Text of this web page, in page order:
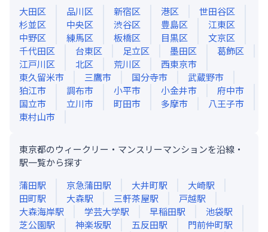
大田区
品川区 新宿区 港区
世田谷区
杉並区
中央区 渋谷区 豊島区
江東区
中野区
練馬区 板橋区 目黒区
文京区
千代田区
台東区 足立区 墨田区
葛飾区
江戸川区
北区 荒川区
西東京市
東久留米市
三鷹市 国分寺市
武蔵野市
狛江市
調布市 小平市 小金井市
府中市
国立市
立川市 町田市 多摩市
八王子市
東村山市
東京都のウィークリー・マンスリーマンションを沿線・
駅一覧から探す
蒲田駅 京急蒲田駅 大井町駅 大崎駅
田町駅 大森駅 三軒茶屋駅 戸越駅
大森海岸駅 学芸大学駅 早稲田駅 池袋駅
芝公園駅 神楽坂駅 五反田駅 門前仲町駅